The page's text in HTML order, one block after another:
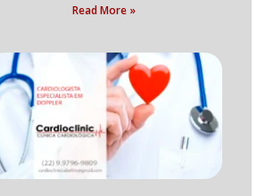
Read More »